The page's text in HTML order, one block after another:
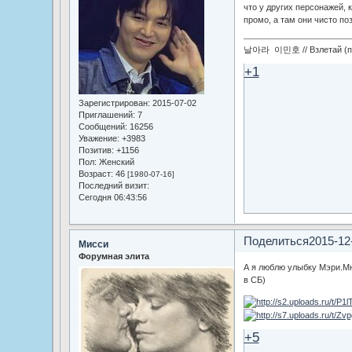
Зарегистрирован: 2015-07-02
Приглашений: 7
Сообщений: 16256
Уважение: +3983
Позитив: +1156
Пол: Женский
Возраст: 46 [1980-07-16]
Последний визит:
Сегодня 06:43:56
что у других персонажей,
промо, а там они чисто
날아라 이민호 // Взлетай
+1
Поделиться2015-
Мисси
Форумная элита
А я люблю улыбку
в СБ)
+5